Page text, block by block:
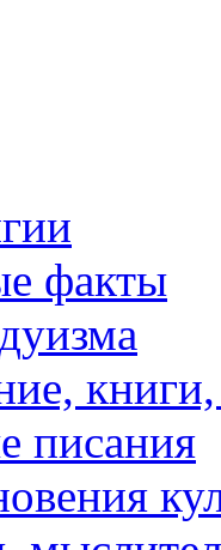
факты
книги,
писания